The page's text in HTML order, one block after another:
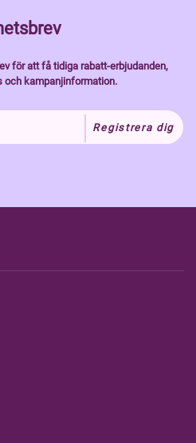
för att få tidiga rabatt-erbjudanden,
och kampanjinformation.
Registrera dig